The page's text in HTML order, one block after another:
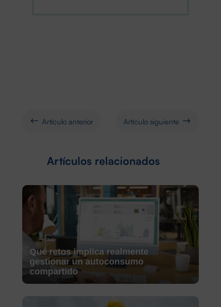
# Artículo anterior Artículo siguiente $
Artículos relacionados
Qué retos implica realmente
gestionar un autoconsumo
compartido